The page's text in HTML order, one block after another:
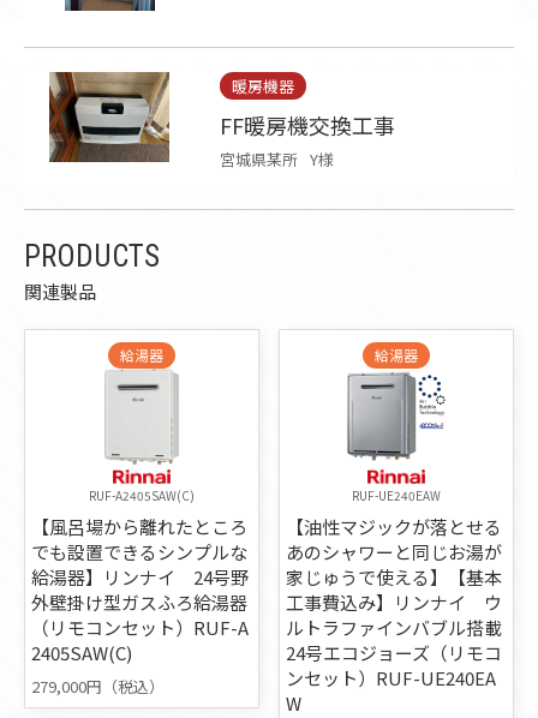
暖房機器
FF暖房機交換工事
宮城県某所 Y様
PRODUCTS
関連製品
給湯器
RUF-A2405SAW(C)
【風呂場から離れたところ
でも設置できるシンプルな
給湯器】リンナイ 24号野
外壁掛け型ガスふろ給湯器
（リモコンセット）RUF-A
2405SAW(C)
279,000円（税込）
給湯器
RUF-UE240EAW
【油性マジックが落とせる
あのシャワーと同じお湯が
家じゅうで使える】【基本
工事費込み】リンナイ ウ
ルトラファインバブル搭載
24号エコジョーズ（リモコ
ンセット）RUF-UE240EA
W